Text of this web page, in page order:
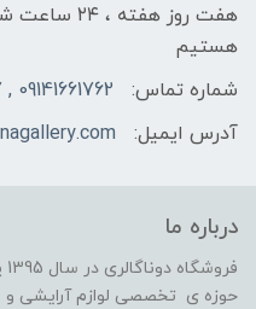
هفت روز
هستیم
شماره تماس:
09141661762 , 04442220667
آدرس ایمیل:
درباره ما
حوزه ی تخصصی لوازم آرایشی